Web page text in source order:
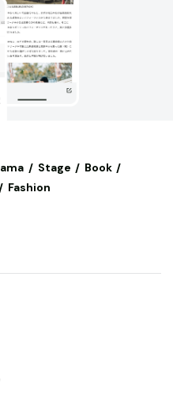
Stage
Book
Fashion